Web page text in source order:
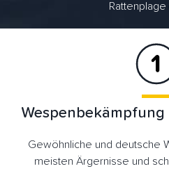
Gewöhnliche und deutsche
meisten Ärgernisse und